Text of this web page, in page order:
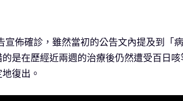
佈確診，雖然當初的公告文內提及到「
是在歷經近兩週的治療後仍然遭受百日咳
復出。